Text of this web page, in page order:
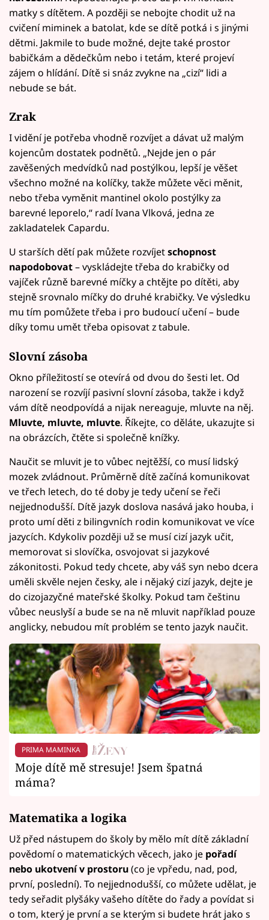
matky s dítětem. A později se nebojte chodit už na
cvičení miminek a batolat, kde se dítě potká i s jinými
dětmi. Jakmile to bude možné, dejte také prostor
babičkám a dědečkům nebo i tetám, které projeví
zájem o hlídání. Dítě si snáz zvykne na „cizí“ lidi a
nebude se bát.
Zrak
I vidění je potřeba vhodně rozvíjet a dávat už malým
kojencům dostatek podnětů. „Nejde jen o pár
zavěšených medvídků nad postýlkou, lepší je věšet
všechno možné na kolíčky, takže můžete věci měnit,
nebo třeba vyměnit mantinel okolo postýlky za
barevné leporelo,“ radí Ivana Vlková, jedna ze
zakladatelek Capardu.
U starších dětí pak můžete rozvíjetschopnost
napodobovat– vyskládejte třeba do krabičky od
vajíček různě barevné míčky a chtějte po dítěti, aby
stejně srovnalo míčky do druhé krabičky. Ve výsledku
mu tím pomůžete třeba i pro budoucí učení – bude
díky tomu umět třeba opisovat z tabule.
Slovní zásoba
Okno příležitostí se otevírá od dvou do šesti let. Od
narození se rozvíjí pasivní slovní zásoba, takže i když
vám dítě neodpovídá a nijak nereaguje, mluvte na něj.
Mluvte, mluvte, mluvte. Říkejte, co děláte, ukazujte si
na obrázcích, čtěte si společně knížky.
Naučit se mluvit je to vůbec nejtěžší, co musí lidský
mozek zvládnout. Průměrně dítě začíná komunikovat
ve třech letech, do té doby je tedy učení se řeči
nejjednodušší. Dítě jazyk doslova nasává jako houba, i
proto umí děti z bilingvních rodin komunikovat ve více
jazycích. Kdykoliv později už se musí cizí jazyk učit,
memorovat si slovíčka, osvojovat si jazykové
zákonitosti. Pokud tedy chcete, aby váš syn nebo dcera
uměli skvěle nejen česky, ale i nějaký cizí jazyk, dejte je
do cizojazyčné mateřské školky. Pokud tam češtinu
vůbec neuslyší a bude se na ně mluvit například pouze
anglicky, nebudou mít problém se tento jazyk naučit.
PRIMA MAMINKA
Moje dítě mě stresuje! Jsem špatná
máma?
Matematika a logika
Už před nástupem do školy by mělo mít dítě základní
povědomí o matematických věcech, jako je pořadí
nebo ukotvení v prostoru(co je vpředu, nad, pod,
první, poslední). To nejjednodušší, co můžete udělat, je
tedy seřadit plyšáky vašeho dítěte do řady a povídat si
o tom, který je první a se kterým si budete hrát jako s